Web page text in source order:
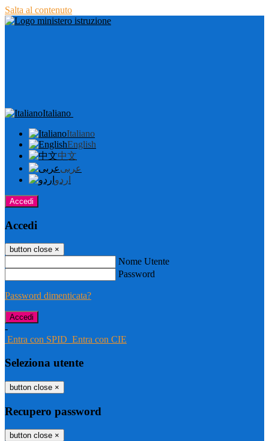
Salta al contenuto
Italiano
Italiano
English
中文
عربى
اردو
Accedi
Accedi
button close ×
Nome Utente
Password
Password dimenticata?
-
Entra con SPID Entra con CIE
Seleziona utente
button close ×
Recupero password
button close ×